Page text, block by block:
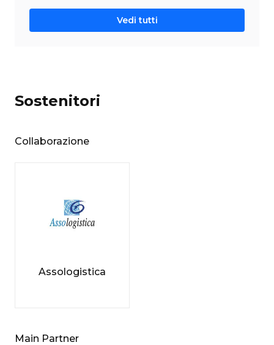
Vedi tutti
Sostenitori
Collaborazione
Assologistica
Main Partner